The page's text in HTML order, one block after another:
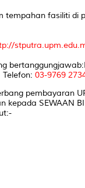
tempahan fasiliti di
stputra.upm.edu.
Telefon: 03-9769
pembayaran
kepada SEWAAN